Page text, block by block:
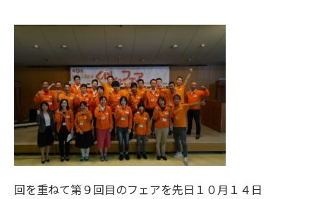
回を重ねて第９回目のフェアを先日１０月１４日